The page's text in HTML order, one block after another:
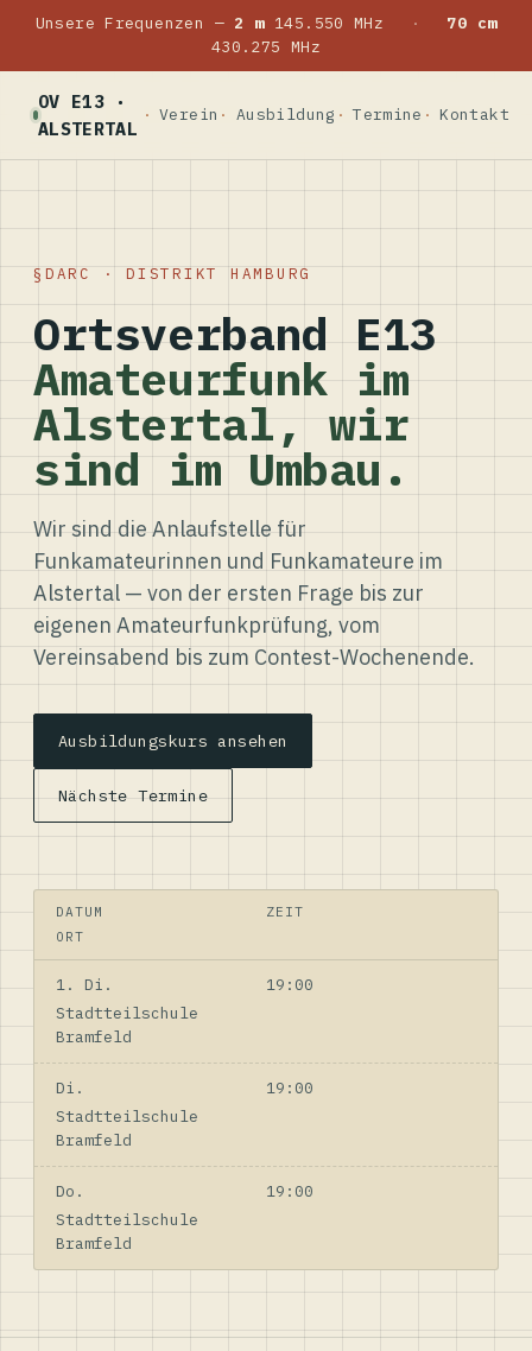
Unsere Frequenzen — 2 m145.550 MHz ·
70 cm
430.275 MHz
OV E13 ·
ALSTERTAL
Verein Ausbildung Termine Kontakt
DARC · DISTRIKT HAMBURG
Ortsverband E13
Amateurfunk im
Alstertal, wir
sind im Umbau.
Wir sind die Anlaufstelle für
Funkamateurinnen und Funkamateure im
Alstertal — von der ersten Frage bis zur
eigenen Amateurfunkprüfung, vom
Vereinsabend bis zum Contest-Wochenende.
Ausbildungskurs ansehen
Nächste Termine
DATUM
ZEIT
ORT
1. Di.
19:00
Stadtteilschule
Bramfeld
Di.
19:00
Stadtteilschule
Bramfeld
Do.
19:00
Stadtteilschule
Bramfeld